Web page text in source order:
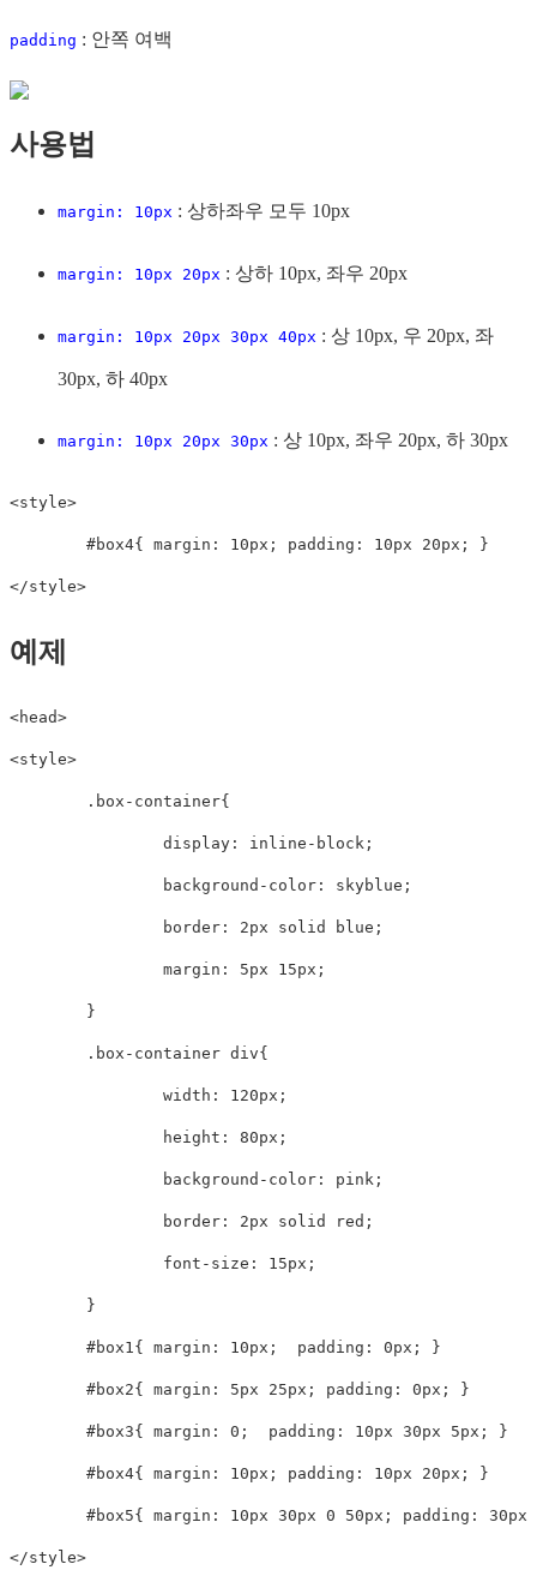
padding : 안쪽 여백
사용법
margin: 10px : 상하좌우 모두 10px
margin: 10px 20px : 상하 10px, 좌우 20px
margin: 10px 20px 30px 40px : 상 10px, 우 20px, 좌
30px, 하 40px
margin: 10px 20px 30px : 상 10px, 좌우 20px, 하 30px
<style>
#box4{ margin : 10px ; padding : 10px 20px ; }
</style>
예제
<head>
<style>
.box-container{
display : inline-block ;
background-color : skyblue ;
border : 2px solid blue ;
margin : 5px 15px ;
}
.box-container div{
width : 120px ;
height : 80px ;
background-color : pink ;
border : 2px solid red ;
font-size : 15px ;
}
#box1{ margin : 10px ; padding : 0px ; }
#box2{ margin : 5px 25px ; padding : 0px ; }
#box3{ margin : 0 ; padding : 10px 30px 5px ; }
#box4{ margin : 10px ; padding : 10px 20px ; }
#box5{ margin : 10px 30px 0 50px ; padding : 30px
</style>